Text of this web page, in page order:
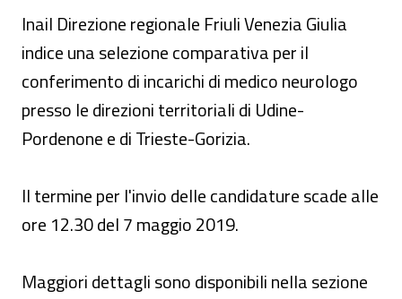
Inail Direzione regionale Friuli Venezia Giulia
indice una selezione comparativa per il
conferimento di incarichi di medico neurologo
presso le direzioni territoriali di Udine-
Pordenone e di Trieste-Gorizia.
Il termine per l'invio delle candidature scade alle
ore 12.30 del 7 maggio 2019.
Maggiori dettagli sono disponibili nella sezione